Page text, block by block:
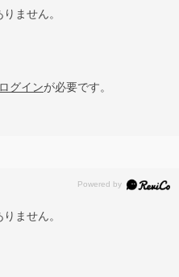
ません。
ログインが必要です。
ません。